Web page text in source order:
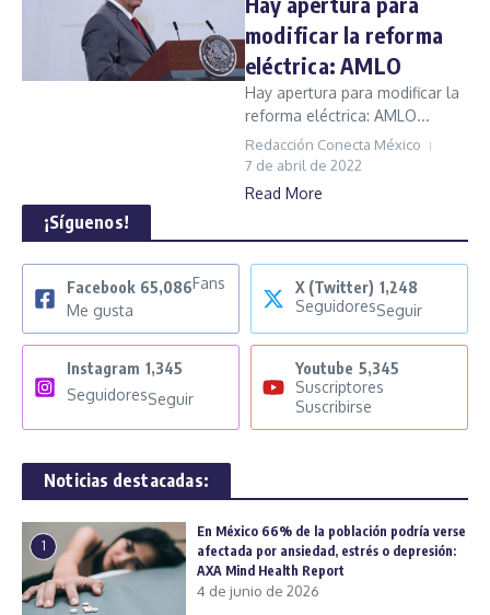
modificar la reforma
eléctrica: AMLO
Hay apertura para modificar la
reforma eléctrica: AMLO...
Redacción Conecta México
7 de abril de 2022
Read More
¡Síguenos!
Facebook 65,086Fans
Me gusta
X (Twitter) 1,248
SeguidoresSeguir
Instagram 1,345
SeguidoresSeguir
Youtube 5,345
Suscriptores
Suscribirse
Noticias destacadas:
1
En México 66% de la población podría verse
afectada por ansiedad, estrés o depresión:
AXA Mind Health Report
4 de junio de 2026